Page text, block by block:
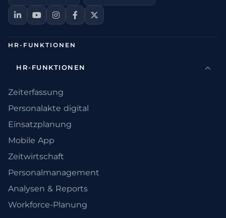
HR-FUNKTIONEN
HR-FUNKTIONEN
Zeiterfassung
Personalakte digital
Einsatzplanung
Mobile App
Zeitwirtschaft
Personalmanagement
Analysen & Reports
Workforce-Planung